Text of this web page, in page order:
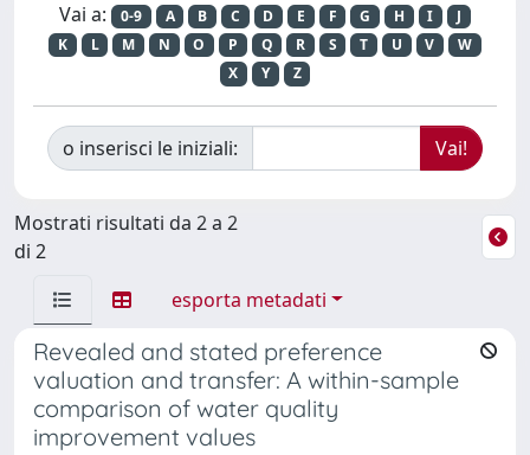
Vai a: 0-9 A B C D E F G H I
J
K
L M N O P Q R S T U V
W
X
Y Z
o inserisci le iniziali:
Mostrati risultati da 2 a 2
di 2
esporta metadati
Revealed and stated preference
valuation and transfer: A within-sample
comparison of water quality
improvement values